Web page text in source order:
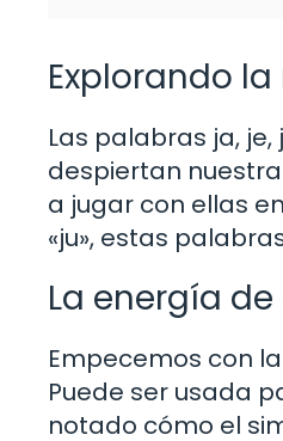
Explorando
Las palabras ja,
despiertan
a jugar con ellas
«ju», estas
La energía de
Empecemos con
Puede ser usada
notado cómo el